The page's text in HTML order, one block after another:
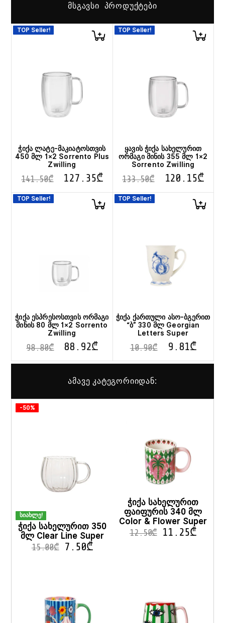
ᲛᲡᲒᲐᲕᲡᲘ ᲞᲠᲝᲓᲣᲥᲢᲔᲑᲘ
TOP Seller!
ჭიქა ლატე-მაკიატოსთვის
450 მლ 1×2 Sorrento Plus
Zwilling
141.50₾ 127.35₾
TOP Seller!
ყავის ჭიქა სახელურით
ორმაგი მინის 355 მლ 1×2
Sorrento Zwilling
133.50₾ 120.15₾
TOP Seller!
ჭიქა ესპრესოსთვის ორმაგი
მინის 80 მლ 1×2 Sorrento
Zwilling
98.80₾ 88.92₾
TOP Seller!
ჭიქა ქართული ასო-ბგერით
“ბ” 330 მლ Georgian
Letters Super
10.90₾ 9.81₾
ამავე კატეგორიიდან:
-50%
სიახლე!
ჭიქა სახელურით 350
მლ Clear Line Super
15.00₾ 7.50₾
ჭიქა სახელურით
ფაიფურის 340 მლ
Color & Flower Super
12.50₾ 11.25₾